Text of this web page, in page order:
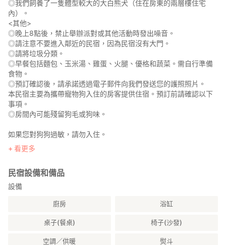
◎我們飼養了一隻體型較大的大白熊犬（住在房東的兩層樓住宅
內）。
<其他>
◎晚上8點後，禁止舉辦派對或其他活動時發出噪音。
◎請注意不要進入鄰近的民宿，因為民宿沒有大門。
◎請將垃圾分類。
◎早餐包括麵包、玉米湯、雞蛋、火腿、優格和蔬菜。需自行準備
食物。
◎預訂確認後，請承諾透過電子郵件向我們發送您的護照照片。
本民宿主要為攜帶寵物狗入住的房客提供住宿。預訂前請確認以下
事項。
◎房間內可能殘留狗毛或狗味。
如果您對狗狗過敏，請勿入住。
◎房東家中飼養大型犬－大白熊犬（一樓的老式房屋為住宿，兩層
樓的房屋為房東住宅）。
◎晚上8點後禁止舉辦派對或發出其他噪音。
◎附近房屋沒有大門，請小心進入。
◎早餐為自製，包含麵包、玉米湯、雞蛋、火腿、優格和蔬菜。
看更多
民宿設備和備品
設備
廚房 浴缸
桌子(餐桌) 椅子(沙發)
空調／供暖 熨斗